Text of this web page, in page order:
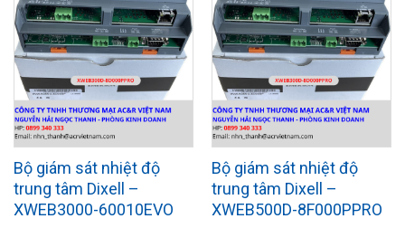
Bộ giám sát nhiệt độ
trung tâm Dixell –
XWEB3000-60010EVO
Bộ giám sát nhiệt độ
trung tâm Dixell –
XWEB500D-8F000PPRO